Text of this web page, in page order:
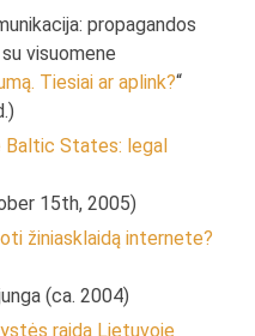
propagandos
visuomene
Tiesiai ar aplink?“
States: legal
15th, 2005)
žiniasklaidą internete?
(ca. 2004)
raida Lietuvoje